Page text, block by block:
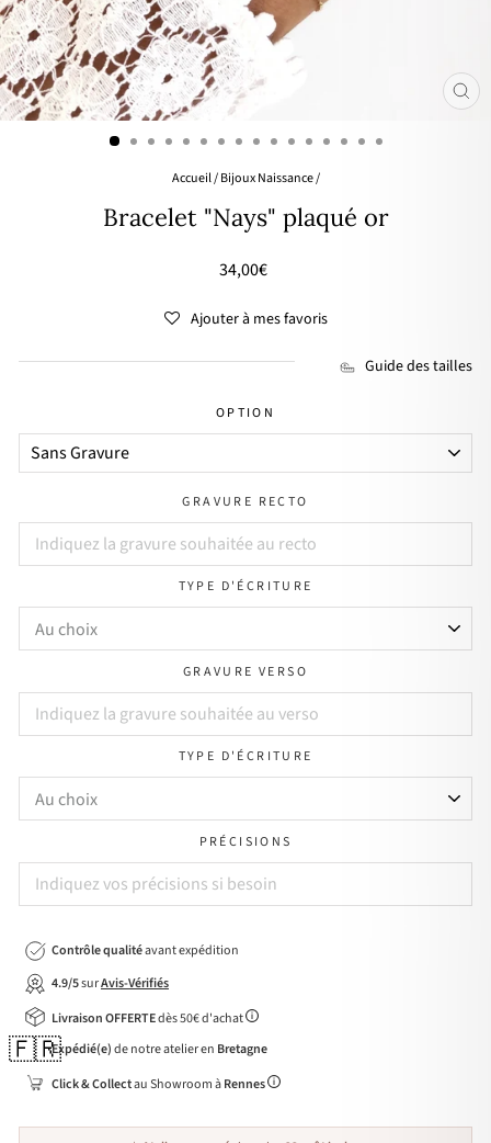
Accueil/ Bijoux Naissance/
Bracelet "Nays" plaqué or
Prix
34,00€
Ajouter à mes favoris
Guide des tailles
OPTION
GRAVURE RECTO
TYPE D'ÉCRITURE
GRAVURE VERSO
TYPE D'ÉCRITURE
PRÉCISIONS
Contrôle qualitéavant expédition
4.9/5surAvis-Vérifiés
Livraison OFFERTEdès 50€ d'achat
🇫🇷Expédié(e)de notre atelier en Bretagne
Click & Collectau Showroom àRennes